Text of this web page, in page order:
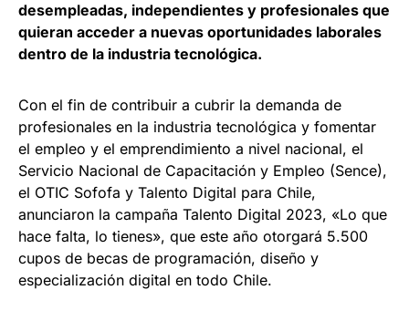
desempleadas, independientes y profesionales que
quieran acceder a nuevas oportunidades laborales
dentro de la industria tecnológica.
Con el fin de contribuir a cubrir la demanda de
profesionales en la industria tecnológica y fomentar
el empleo y el emprendimiento a nivel nacional, el
Servicio Nacional de Capacitación y Empleo (Sence),
el OTIC Sofofa y Talento Digital para Chile,
anunciaron la campaña Talento Digital 2023, «Lo que
hace falta, lo tienes», que este año otorgará 5.500
cupos de becas de programación, diseño y
especialización digital en todo Chile.